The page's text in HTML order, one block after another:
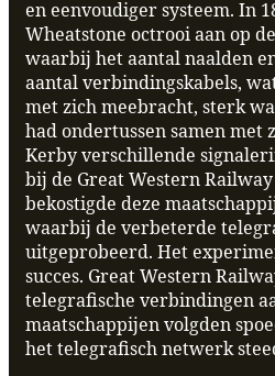
en eenvoudiger systeem. In
Wheatstone octrooi aan op
waarbij het aantal naalden
aantal verbindingskabels,
met zich meebracht, sterk
had ondertussen samen
Kerby verschillende
bij de Great Western
bekostigde deze
waarbij de verbeterde
uitgeprobeerd. Het
succes. Great Western
telegrafische verbindingen
maatschappijen volgden
het telegrafisch netwerk